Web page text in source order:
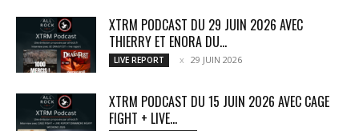
XTRM PODCAST DU 29 JUIN 2026 AVEC
THIERRY ET ENORA DU...
LIVE REPORT 29 JUIN 2026
XTRM PODCAST DU 15 JUIN 2026 AVEC CAGE
FIGHT + LIVE...